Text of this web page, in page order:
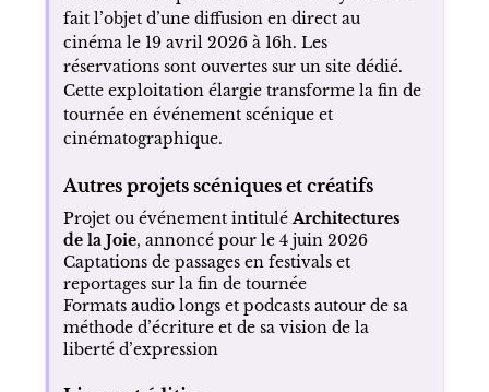
Tournée au Québec
2 avril 2026 — Grand Théâtre, Québec
3 avril 2026 — Théâtre Granada, Sherbrooke
4 avril 2026 — Place des Arts, Montréal
Diffusion cinéma
La dernière représentation de Glory Alleluia
fait l’objet d’une diffusion en direct au
cinéma le 19 avril 2026 à 16h. Les
réservations sont ouvertes sur un site dédié.
Cette exploitation élargie transforme la fin de
tournée en événement scénique et
cinématographique.